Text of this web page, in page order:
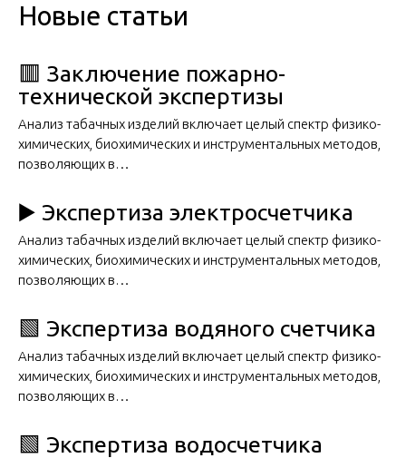
Новые статьи
🟥 Заключение пожарно-
технической экспертизы
Анализ табачных изделий включает целый спектр физико-
химических, биохимических и инструментальных методов,
позволяющих в…
▶️ Экспертиза электросчетчика
Анализ табачных изделий включает целый спектр физико-
химических, биохимических и инструментальных методов,
позволяющих в…
🟩 Экспертиза водяного счетчика
Анализ табачных изделий включает целый спектр физико-
химических, биохимических и инструментальных методов,
позволяющих в…
🟩 Экспертиза водосчетчика